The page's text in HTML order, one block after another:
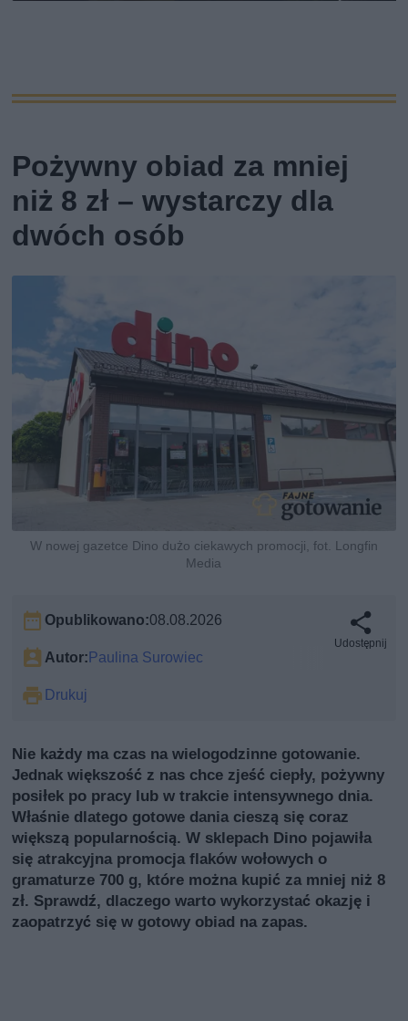
Pożywny obiad za mniej
niż 8 zł – wystarczy dla
dwóch osób
W nowej gazetce Dino dużo ciekawych promocji, fot. Longfin
Media
Opublikowano:08.08.2026
Autor: Paulina Surowiec
Drukuj
Udostępnij
Nie każdy ma czas na wielogodzinne gotowanie.
Jednak większość z nas chce zjeść ciepły, pożywny
posiłek po pracy lub w trakcie intensywnego dnia.
Właśnie dlatego gotowe dania cieszą się coraz
większą popularnością. W sklepach Dino pojawiła
się atrakcyjna promocja flaków wołowych o
gramaturze 700 g, które można kupić za mniej niż 8
zł. Sprawdź, dlaczego warto wykorzystać okazję i
zaopatrzyć się w gotowy obiad na zapas.